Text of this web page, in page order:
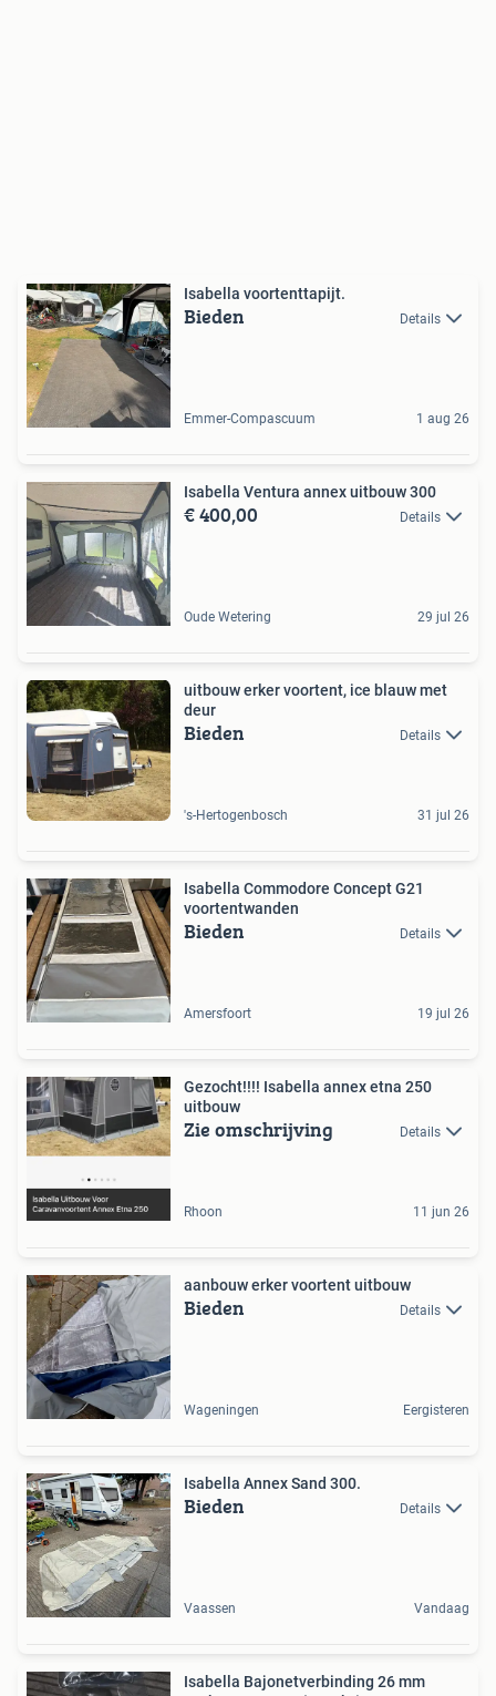
Isabella voortenttapijt.
Bieden Details
Emmer-Compascuum 1 aug 26
Isabella Ventura annex uitbouw 300
€ 400,00 Details
Oude Wetering 29 jul 26
uitbouw erker voortent, ice blauw met
deur
Bieden Details
's-Hertogenbosch 31 jul 26
Isabella Commodore Concept G21
voortentwanden
Bieden Details
Amersfoort 19 jul 26
Gezocht!!!! Isabella annex etna 250
uitbouw
Zie omschrijving Details
Rhoon 11 jun 26
aanbouw erker voortent uitbouw
Bieden Details
Wageningen Eergisteren
Isabella Annex Sand 300.
Bieden Details
Vaassen Vandaag
Isabella Bajonetverbinding 26 mm